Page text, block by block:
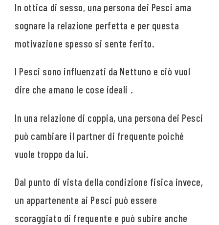
In ottica di sesso, una persona dei Pesci ama
sognare la relazione perfetta e per questa
motivazione spesso si sente ferito.
I Pesci sono influenzati da Nettuno e ciò vuol
dire che amano le cose ideali .
In una relazione di coppia, una persona dei Pesci
può cambiare il partner di frequente poiché
vuole troppo da lui.
Dal punto di vista della condizione fisica invece,
un appartenente ai Pesci può essere
scoraggiato di frequente e può subire anche